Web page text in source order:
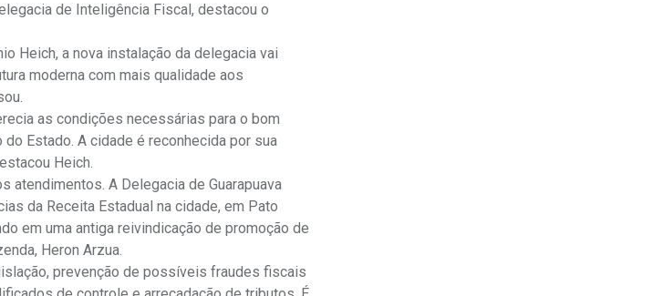
de Inteligência Fiscal, destacou o
Heich, a nova instalação da delegacia vai
moderna com mais qualidade aos
as condições necessárias para o bom
Estado. A cidade é reconhecida por sua
Heich.
atendimentos. A Delegacia de Guarapuava
da Receita Estadual na cidade, em Pato
em uma antiga reivindicação de promoção de
Heron Arzua.
prevenção de possíveis fraudes fiscais